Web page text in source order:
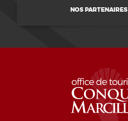
NOS PARTENAIRES